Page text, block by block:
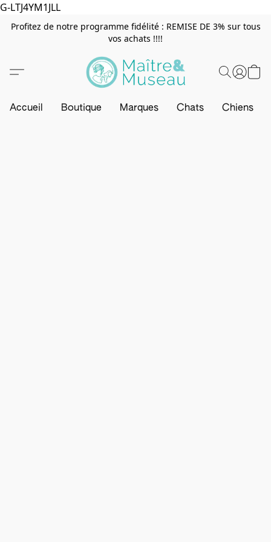
G-LTJ4YM1JLL
Profitez de notre programme fidélité : REMISE DE 3% sur tous
vos achats !!!!
Accueil Boutique Marques Chats Chiens